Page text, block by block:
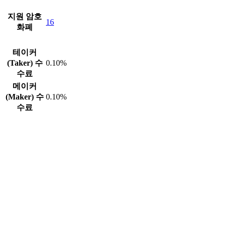
지원 암호
화폐
16
테이커
(Taker) 수
수료
0.10%
메이커
(Maker) 수
수료
0.10%